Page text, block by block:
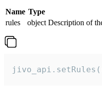
Name Type
rules
object Description of